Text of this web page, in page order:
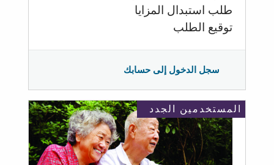
طلب استبدال المزايا
توقيع الطلب
سجل الدخول إلى حسابك
المستخدمين الجدد